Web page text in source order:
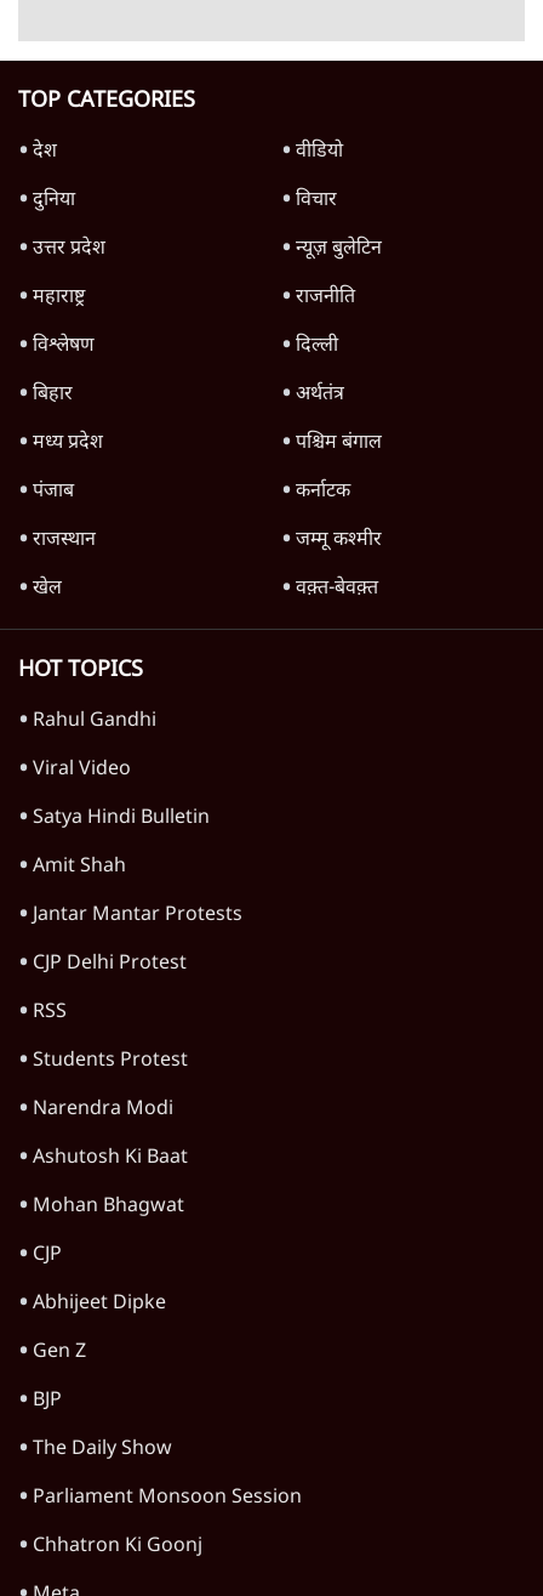
TOP CATEGORIES
देश
वीडियो
दुनिया
विचार
उत्तर प्रदेश
न्यूज़ बुलेटिन
महाराष्ट्र
राजनीति
विश्लेषण
दिल्ली
बिहार
अर्थतंत्र
मध्य प्रदेश
पश्चिम बंगाल
पंजाब
कर्नाटक
राजस्थान
जम्मू कश्मीर
खेल
वक़्त-बेवक़्त
HOT TOPICS
Rahul Gandhi
Viral Video
Satya Hindi Bulletin
Amit Shah
Jantar Mantar Protests
CJP Delhi Protest
RSS
Students Protest
Narendra Modi
Ashutosh Ki Baat
Mohan Bhagwat
CJP
Abhijeet Dipke
Gen Z
BJP
The Daily Show
Parliament Monsoon Session
Chhatron Ki Goonj